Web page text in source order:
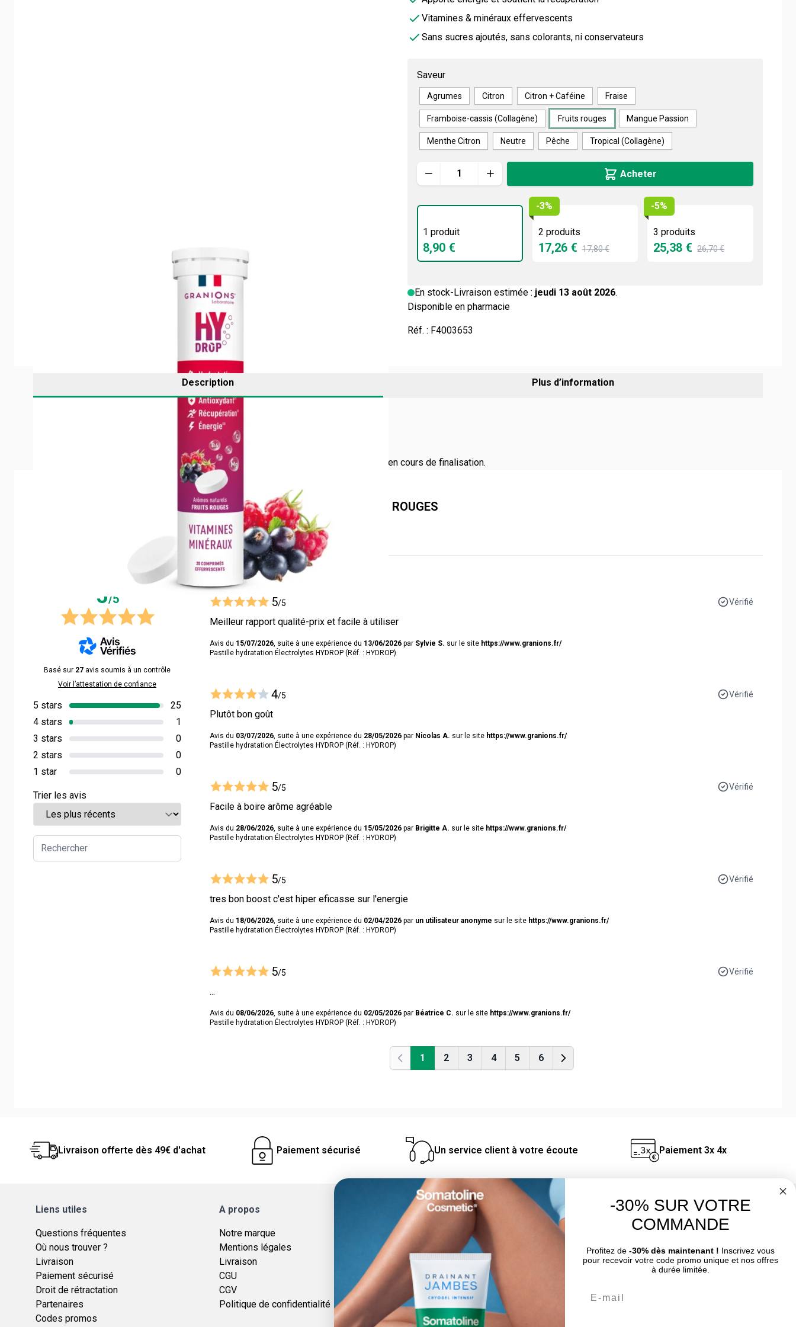
Vitamines & minéraux effervescents
Sans sucres ajoutés, sans colorants, ni conservateurs
Saveur
Agrumes Citron Citron + Caféine Fraise
Framboise-cassis (Collagène) Fruits rouges Mangue Passion
Menthe Citron Neutre Pêche Tropical (Collagène)
Acheter
1 produit
8,90 €
-3%
2 produits
17,26 € 17,80 €
-5%
3 produits
25,38 € 26,70 €
En stock-Livraison estimée : jeudi 13 août 2026.
Disponible en pharmacie
Réf. : F4003653
Description Plus d’information
Qualités et caractéristiques environnementales de l’emballage :
Analyse complète des qualités et caractéristiques environnementales de l’emballage en cours de finalisation.
AVIS PASTILLE HYDRATATION ÉLECTROLYTES HYDROP - FRUITS ROUGES
5/5
Basé sur 27 avis soumis à un contrôle
Voir l’attestation de confiance
5 stars
25
4 stars
1
3 stars
0
2 stars
0
1 star
0
Trier les avis
5/5 Vérifié
Meilleur rapport qualité-prix et facile à utiliser
Avis du 15/07/2026 , suite à une expérience du 13/06/2026 par Sylvie S. sur le site https://www.granions.fr/
Pastille hydratation Électrolytes HYDROP (Réf. : HYDROP)
4/5 Vérifié
Plutôt bon goût
Avis du 03/07/2026 , suite à une expérience du 28/05/2026 par Nicolas A. sur le site https://www.granions.fr/
Pastille hydratation Électrolytes HYDROP (Réf. : HYDROP)
5/5 Vérifié
Facile à boire arôme agréable
Avis du 28/06/2026 , suite à une expérience du 15/05/2026 par Brigitte A. sur le site https://www.granions.fr/
Pastille hydratation Électrolytes HYDROP (Réf. : HYDROP)
5/5 Vérifié
tres bon boost c'est hiper eficasse sur l'energie
Avis du 18/06/2026 , suite à une expérience du 02/04/2026 par un utilisateur anonyme sur le site https://www.granions.fr/
Pastille hydratation Électrolytes HYDROP (Réf. : HYDROP)
5/5 Vérifié
...
Avis du 08/06/2026 , suite à une expérience du 02/05/2026 par Béatrice C. sur le site https://www.granions.fr/
Pastille hydratation Électrolytes HYDROP (Réf. : HYDROP)
Précédent
1 2 3 4 5 6
Précédent
Livraison offerte dès 49€ d'achat Paiement sécurisé Un service client à votre écoute Paiement 3x 4x
Liens utiles
Questions fréquentes
Où nous trouver ?
Livraison
Paiement sécurisé
Droit de rétractation
Partenaires
Codes promos
A propos
Notre marque
Mentions légales
Livraison
CGU
CGV
Politique de confidentialité
Catégories Un conseil ? Une question ?
Nous contacter par email
-30% SUR VOTRE
COMMANDE
Profitez de -30% dès maintenant ! Inscrivez vous
pour recevoir votre code promo unique et nos offres
à durée limitée.